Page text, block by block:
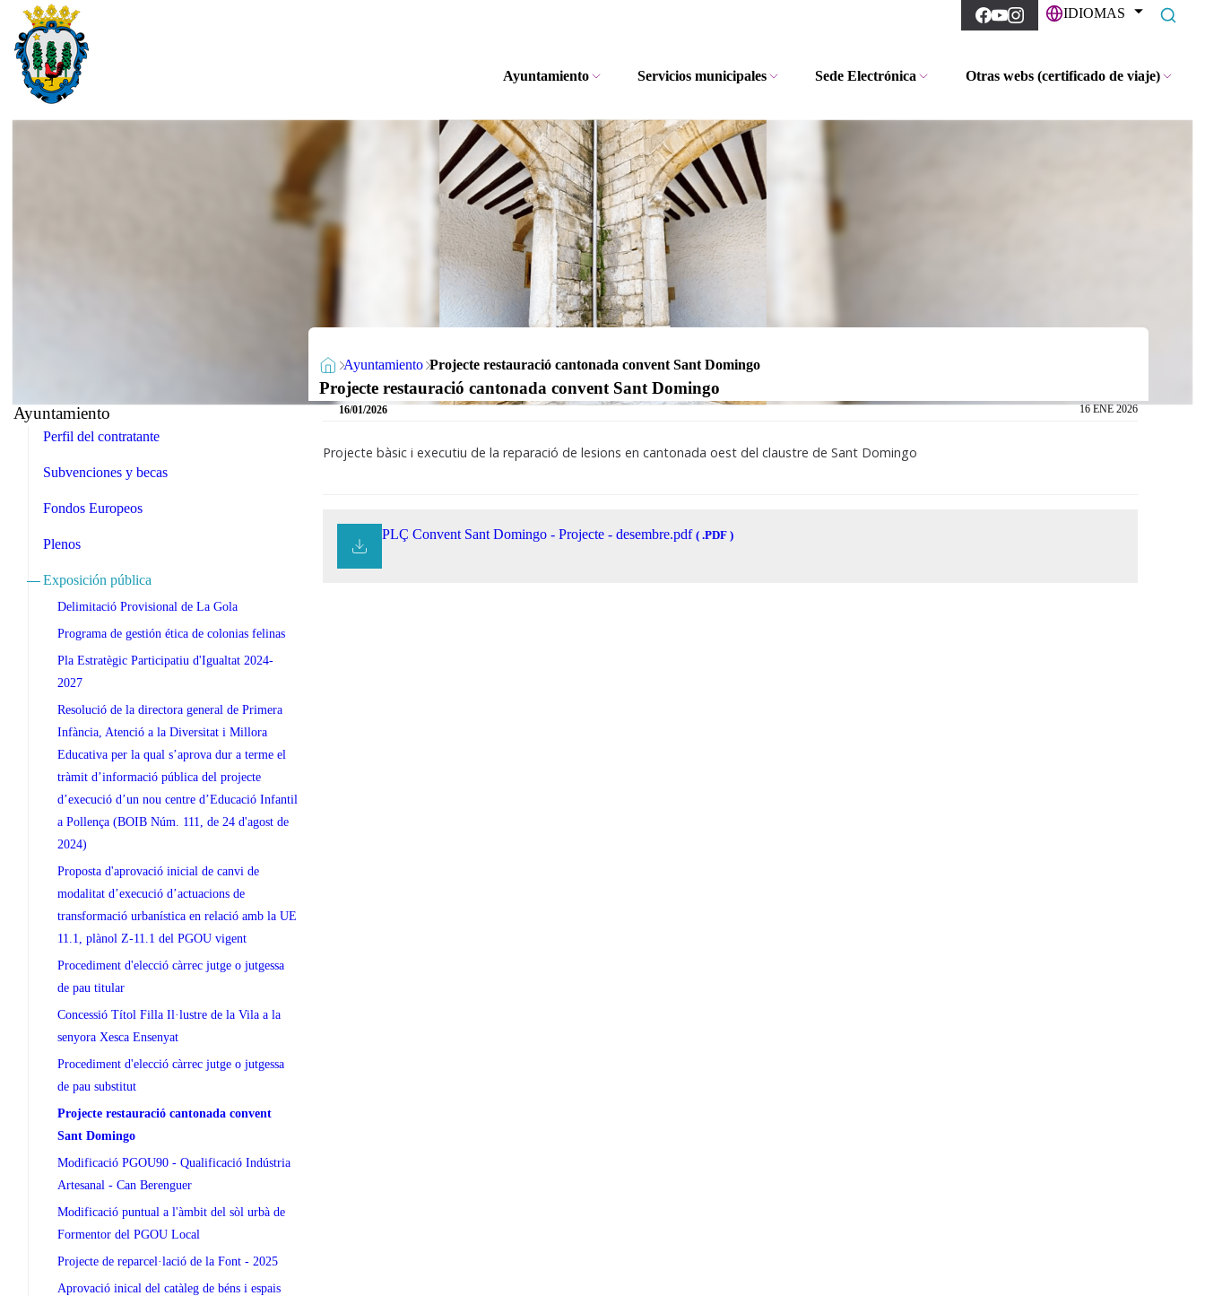
IDIOMAS
Ayuntamiento Servicios municipales Sede Electrónica Otras webs (certificado de viaje)
Ayuntamiento Projecte restauració cantonada convent Sant Domingo
Projecte restauració cantonada convent Sant Domingo
Ayuntamiento
Perfil del contratante
Subvenciones y becas
Fondos Europeos
Plenos
Exposición pública
Delimitació Provisional de La Gola
Programa de gestión ética de colonias felinas
Pla Estratègic Participatiu d'Igualtat 2024-
2027
Resolució de la directora general de Primera
Infància, Atenció a la Diversitat i Millora
Educativa per la qual s’aprova dur a terme el
tràmit d’informació pública del projecte
d’execució d’un nou centre d’Educació Infantil
a Pollença (BOIB Núm. 111, de 24 d'agost de
2024)
Proposta d'aprovació inicial de canvi de
modalitat d’execució d’actuacions de
transformació urbanística en relació amb la UE
11.1, plànol Z-11.1 del PGOU vigent
Procediment d'elecció càrrec jutge o jutgessa
de pau titular
Concessió Títol Filla Il·lustre de la Vila a la
senyora Xesca Ensenyat
Procediment d'elecció càrrec jutge o jutgessa
de pau substitut
Projecte restauració cantonada convent
Sant Domingo
Modificació PGOU90 - Qualificació Indústria
Artesanal - Can Berenguer
Modificació puntual a l'àmbit del sòl urbà de
Formentor del PGOU Local
Projecte de reparcel·lació de la Font - 2025
Aprovació inical del catàleg de béns i espais
16/01/2026 16 ENE 2026
Projecte bàsic i executiu de la reparació de lesions en cantonada oest del claustre de Sant Domingo
PLÇ Convent Sant Domingo - Projecte - desembre.pdf( .PDF )